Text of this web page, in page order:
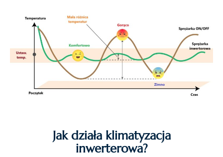
Jak działa klimatyzacja
inwerterowa?